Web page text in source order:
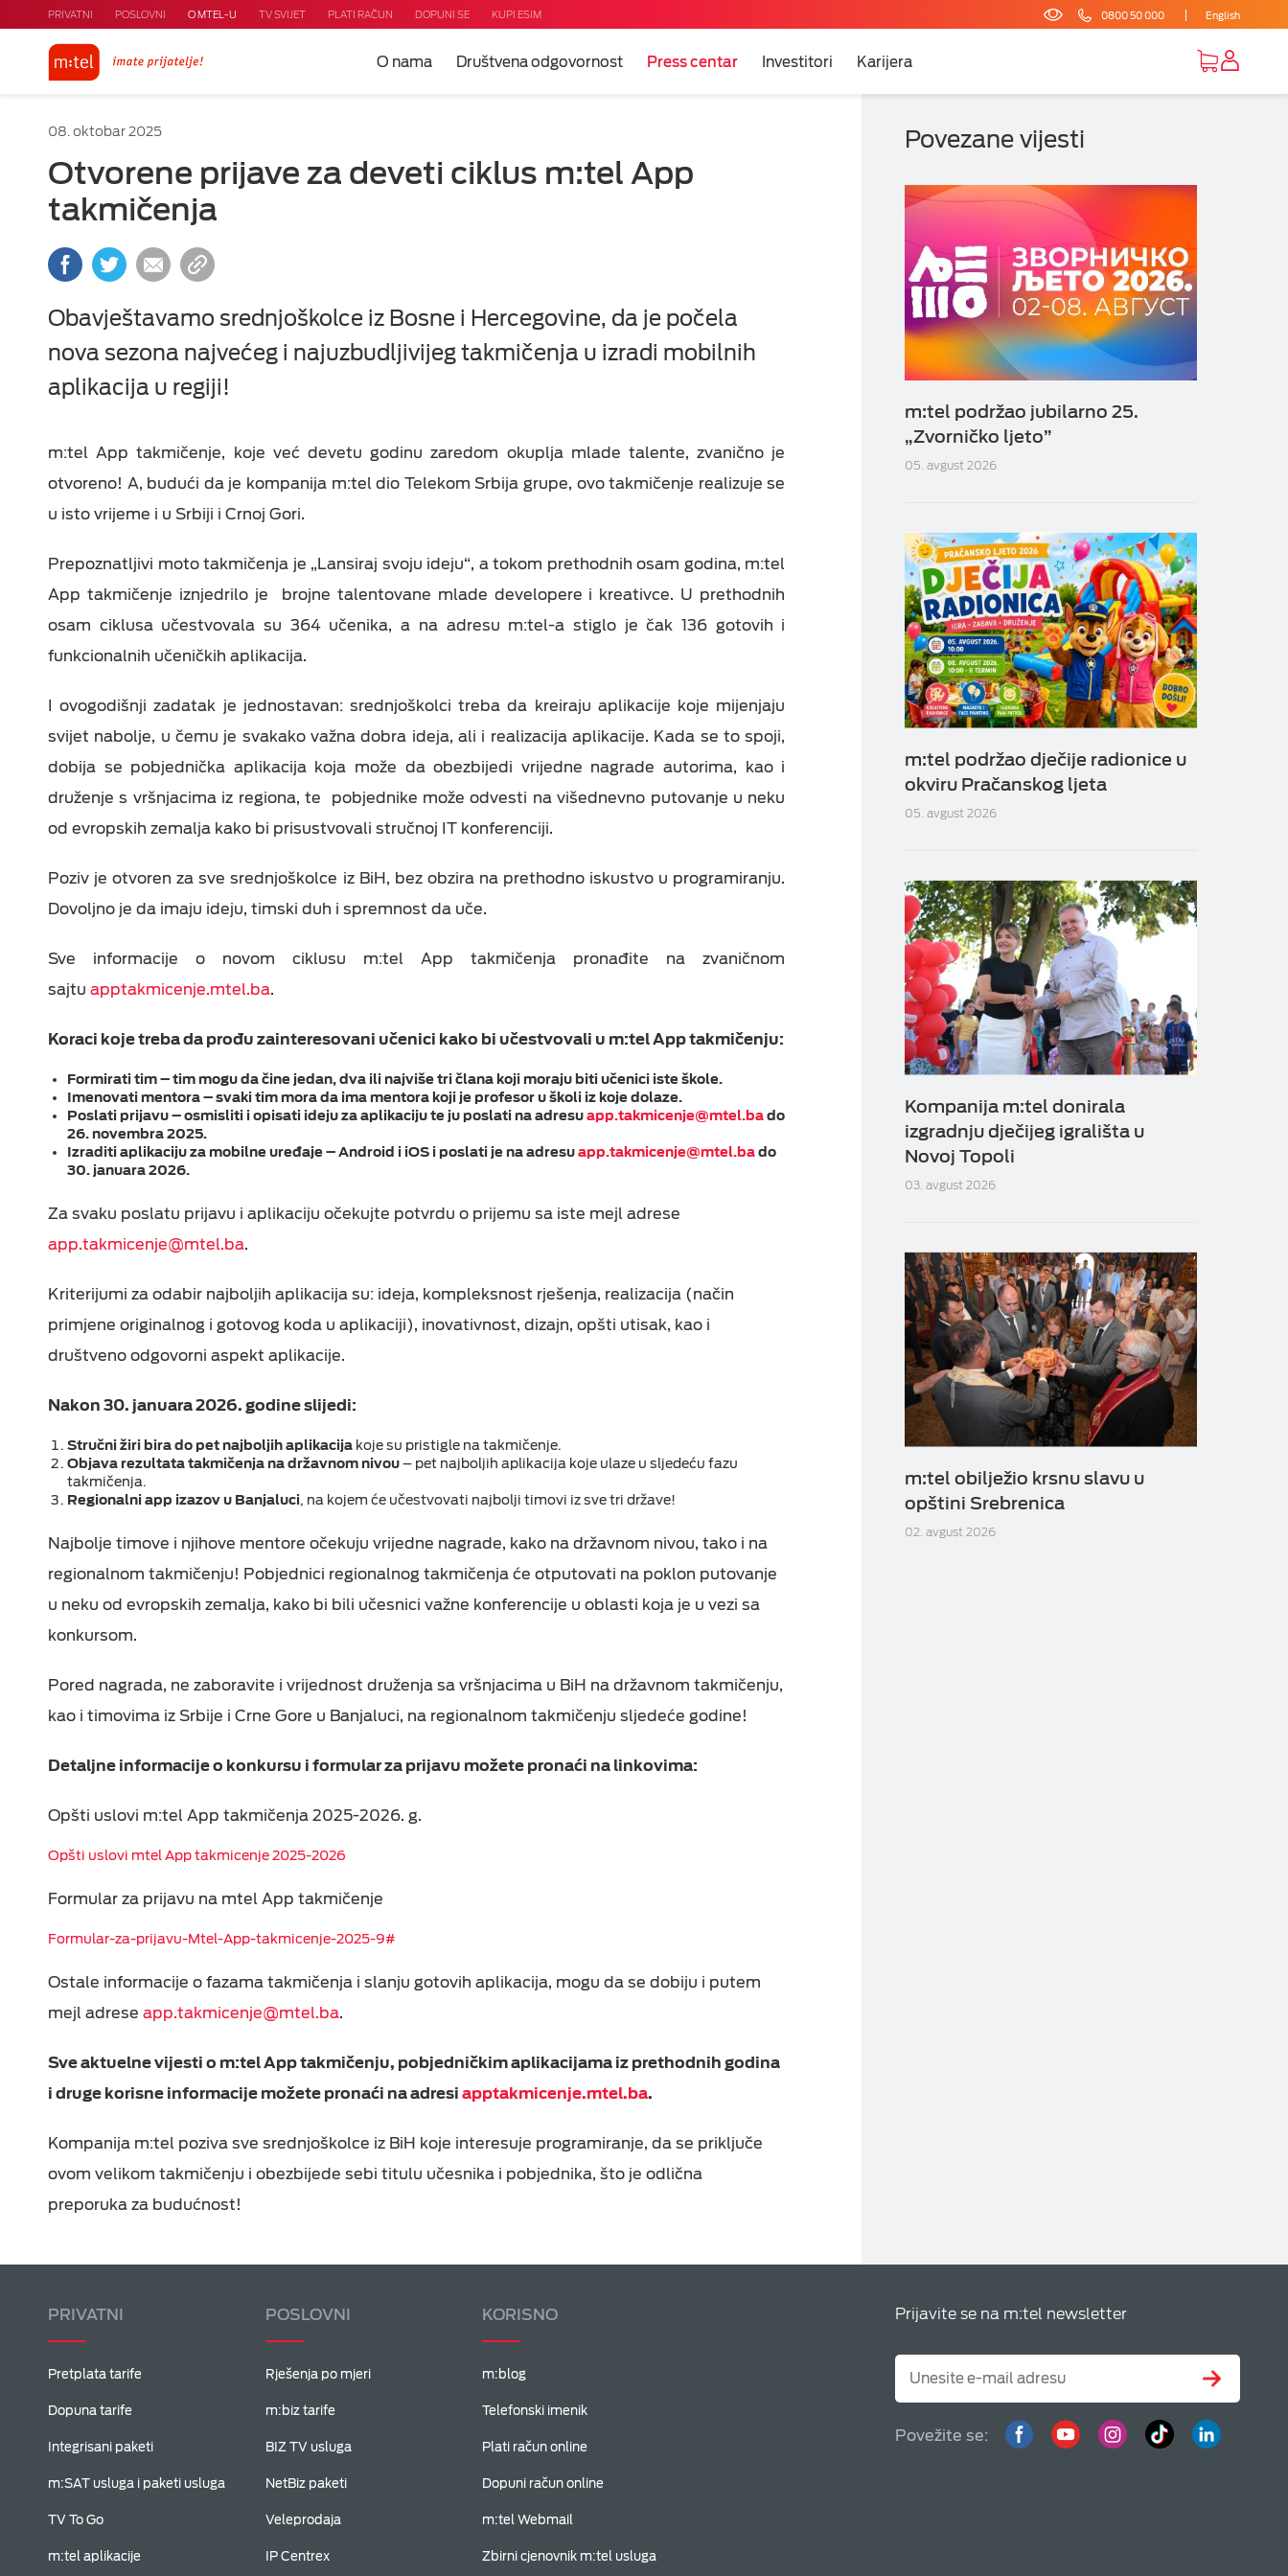
PRIVATNI POSLOVNI O MTEL-U TV SVIJET PLATI RAČUN DOPUNI SE KUPI ESIM 0800 50 000 English
O nama Društvena odgovornost Press centar Investitori Karijera
08. oktobar 2025
Otvorene prijave za deveti ciklus m:tel App
takmičenja
Obavještavamo srednjoškolce iz Bosne i Hercegovine, da je počela
nova sezona najvećeg i najuzbudljivijeg takmičenja u izradi mobilnih
aplikacija u regiji!
m:tel App takmičenje, koje već devetu godinu zaredom okuplja mlade talente, zvanično je
otvoreno! A, budući da je kompanija m:tel dio Telekom Srbija grupe, ovo takmičenje realizuje se
u isto vrijeme i u Srbiji i Crnoj Gori.
Prepoznatljivi moto takmičenja je „Lansiraj svoju ideju“, a tokom prethodnih osam godina, m:tel
App takmičenje iznjedrilo je brojne talentovane mlade developere i kreativce. U prethodnih
osam ciklusa učestvovala su 364 učenika, a na adresu m:tel-a stiglo je čak 136 gotovih i
funkcionalnih učeničkih aplikacija.
I ovogodišnji zadatak je jednostavan: srednjoškolci treba da kreiraju aplikacije koje mijenjaju
svijet nabolje, u čemu je svakako važna dobra ideja, ali i realizacija aplikacije. Kada se to spoji,
dobija se pobjednička aplikacija koja može da obezbijedi vrijedne nagrade autorima, kao i
druženje s vršnjacima iz regiona, te pobjednike može odvesti na višednevno putovanje u neku
od evropskih zemalja kako bi prisustvovali stručnoj IT konferenciji.
Poziv je otvoren za sve srednjoškolce iz BiH, bez obzira na prethodno iskustvo u programiranju.
Dovoljno je da imaju ideju, timski duh i spremnost da uče.
Sve informacije o novom ciklusu m:tel App takmičenja pronađite na zvaničnom
sajtu apptakmicenje.mtel.ba.
Koraci koje treba da prođu zainteresovani učenici kako bi učestvovali u m:tel App takmičenju:
Formirati tim – tim mogu da čine jedan, dva ili najviše tri člana koji moraju biti učenici iste škole.
Imenovati mentora – svaki tim mora da ima mentora koji je profesor u školi iz koje dolaze.
Poslati prijavu – osmisliti i opisati ideju za aplikaciju te ju poslati na adresuapp.takmicenje@mtel.bado
26. novembra 2025.
Izraditi aplikaciju za mobilne uređaje – Android i iOS i poslati je na adresuapp.takmicenje@mtel.bado
30. januara 2026.
Za svaku poslatu prijavu i aplikaciju očekujte potvrdu o prijemu sa iste mejl adrese
app.takmicenje@mtel.ba.
Kriterijumi za odabir najboljih aplikacija su: ideja, kompleksnost rješenja, realizacija (način
primjene originalnog i gotovog koda u aplikaciji), inovativnost, dizajn, opšti utisak, kao i
društveno odgovorni aspekt aplikacije.
Nakon 30. januara 2026. godine slijedi:
Stručni žiri bira do pet najboljih aplikacija koje su pristigle na takmičenje.
Objava rezultata takmičenja na državnom nivou– pet najboljih aplikacija koje ulaze u sljedeću fazu
takmičenja.
Regionalni app izazov u Banjaluci, na kojem će učestvovati najbolji timovi iz sve tri države!
Najbolje timove i njihove mentore očekuju vrijedne nagrade, kako na državnom nivou, tako i na
regionalnom takmičenju! Pobjednici regionalnog takmičenja će otputovati na poklon putovanje
u neku od evropskih zemalja, kako bi bili učesnici važne konferencije u oblasti koja je u vezi sa
konkursom.
Pored nagrada, ne zaboravite i vrijednost druženja sa vršnjacima u BiH na državnom takmičenju,
kao i timovima iz Srbije i Crne Gore u Banjaluci, na regionalnom takmičenju sljedeće godine!
Detaljne informacije o konkursu i formular za prijavu možete pronaći na linkovima:
Opšti uslovi m:tel App takmičenja 2025-2026. g.
Opšti uslovi mtel App takmicenje 2025-2026
Formular za prijavu na mtel App takmičenje
Formular-za-prijavu-Mtel-App-takmicenje-2025-9#
Ostale informacije o fazama takmičenja i slanju gotovih aplikacija, mogu da se dobiju i putem
mejl adrese app.takmicenje@mtel.ba.
Sve aktuelne vijesti o m:tel App takmičenju, pobjedničkim aplikacijama iz prethodnih godina
i druge korisne informacije možete pronaći na adresi apptakmicenje.mtel.ba.
Kompanija m:tel poziva sve srednjoškolce iz BiH koje interesuje programiranje, da se priključe
ovom velikom takmičenju i obezbijede sebi titulu učesnika i pobjednika, što je odlična
preporuka za budućnost!
Povezane vijesti
m:tel podržao jubilarno 25.
„Zvorničko ljeto”
05. avgust 2026
m:tel podržao dječije radionice u
okviru Pračanskog ljeta
05. avgust 2026
Kompanija m:tel donirala
izgradnju dječijeg igrališta u
Novoj Topoli
03. avgust 2026
m:tel obilježio krsnu slavu u
opštini Srebrenica
02. avgust 2026
Prijavite se na m:tel newsletter
Povežite se:
PRIVATNI
Pretplata tarife
Dopuna tarife
Integrisani paketi
m:SAT usluga i paketi usluga
TV To Go
m:tel aplikacije
POSLOVNI
Rješenja po mjeri
m:biz tarife
BIZ TV usluga
NetBiz paketi
Veleprodaja
IP Centrex
KORISNO
m:blog
Telefonski imenik
Plati račun online
Dopuni račun online
m:tel Webmail
Zbirni cjenovnik m:tel usluga